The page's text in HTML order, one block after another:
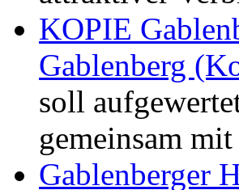
KOPIE
Gablenberg
soll
gemeinsam
Gablenberger